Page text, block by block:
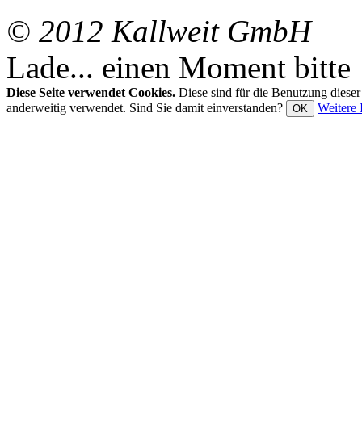
© 2012 Kallweit GmbH
Lade... einen Moment bitte
Diese Seite verwendet Cookies. Diese sind für die Benutzung
anderweitig verwendet. Sind Sie damit einverstanden?
OK Weitere